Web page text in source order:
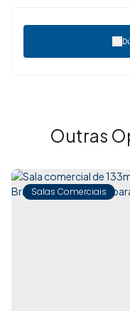
Outras
Salas Comerciais